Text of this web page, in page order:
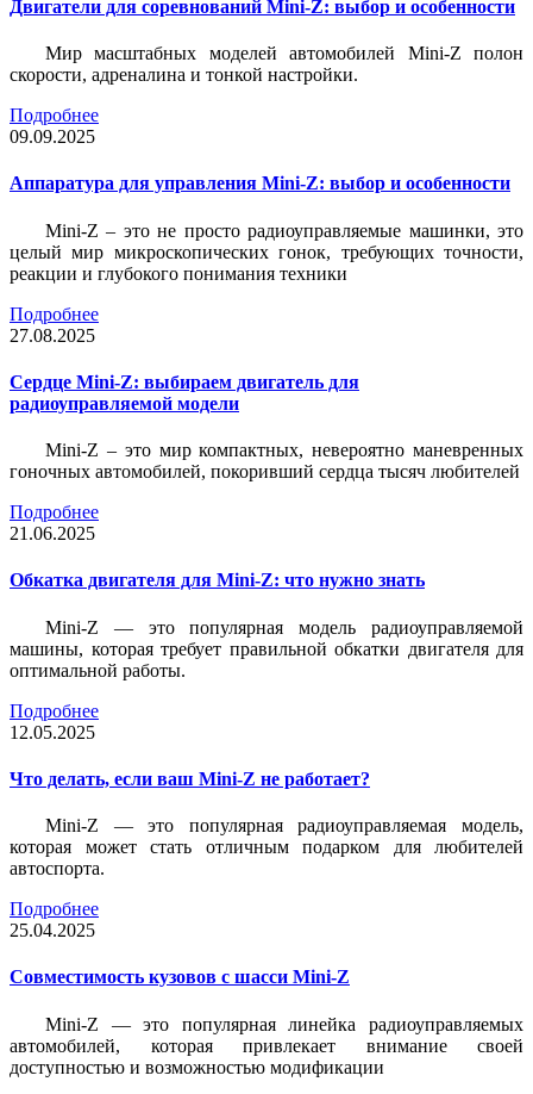
Двигатели для соревнований Mini-Z: выбор и особенности
Мир масштабных моделей автомобилей Mini-Z полон
скорости, адреналина и тонкой настройки.
Подробнее
09.09.2025
Аппаратура для управления Mini-Z: выбор и особенности
Mini-Z – это не просто радиоуправляемые машинки, это
целый мир микроскопических гонок, требующих точности,
реакции и глубокого понимания техники
Подробнее
27.08.2025
Сердце Mini-Z: выбираем двигатель для
радиоуправляемой модели
Mini-Z – это мир компактных, невероятно маневренных
гоночных автомобилей, покоривший сердца тысяч любителей
Подробнее
21.06.2025
Обкатка двигателя для Mini-Z: что нужно знать
Mini-Z — это популярная модель радиоуправляемой
машины, которая требует правильной обкатки двигателя для
оптимальной работы.
Подробнее
12.05.2025
Что делать, если ваш Mini-Z не работает?
Mini-Z — это популярная радиоуправляемая модель,
которая может стать отличным подарком для любителей
автоспорта.
Подробнее
25.04.2025
Совместимость кузовов с шасси Mini-Z
Mini-Z — это популярная линейка радиоуправляемых
автомобилей, которая привлекает внимание своей
доступностью и возможностью модификации